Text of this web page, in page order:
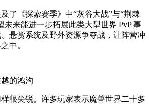
了《探索赛季》中“灰谷大战”与“荆棘
未来能进一步拓展此类大型世界 PvP 事
悬赏系统及野外资源争夺战，让阵营冲
中。
的鸿沟
很尖锐。许多玩家表示魔兽世界二十多